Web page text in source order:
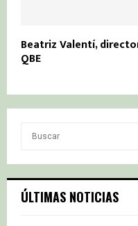
Beatriz Valentí,
QBE
c
h
ÚLTIMAS NOTICIAS